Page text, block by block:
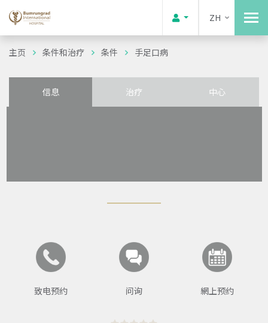
ZH
主页 条件和治疗 条件 手足口病
信息 治疗 中心
致电预约 问询 網上预约